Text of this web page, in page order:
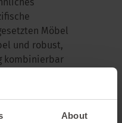
About
Möbel
und robust,
kombinierbar
mit
ebenso